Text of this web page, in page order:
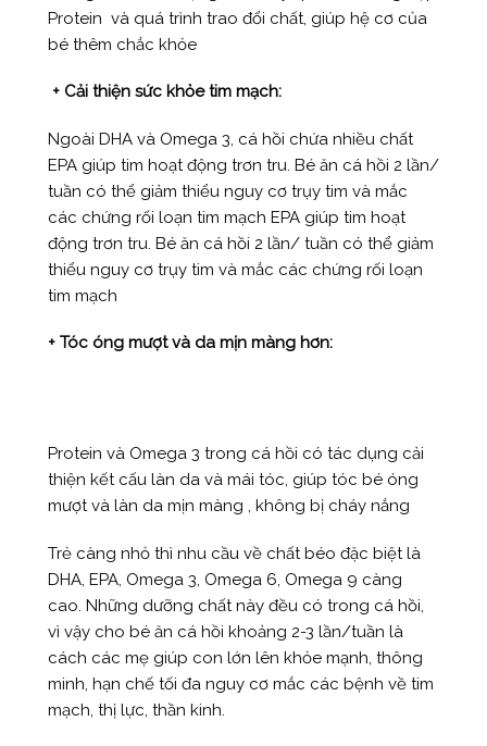
Protein và quá trình trao đổi chất, giúp hệ cơ của
bé thêm chắc khỏe
+ Cải thiện sức khỏe tim mạch:
Ngoài DHA và Omega 3, cá hồi chứa nhiều chất
EPA giúp tim hoạt động trơn tru. Bé ăn cá hồi 2 lần/
tuần có thể giảm thiểu nguy cơ trụy tim và mắc
các chứng rối loạn tim mạch EPA giúp tim hoạt
động trơn tru. Bé ăn cá hồi 2 lần/ tuần có thể giảm
thiểu nguy cơ trụy tim và mắc các chứng rối loạn
tim mạch
+ Tóc óng mượt và da mịn màng hơn:
Protein và Omega 3 trong cá hồi có tác dụng cải
thiện kết cấu làn da và mái tóc, giúp tóc bé óng
mượt và làn da mịn màng , không bị cháy nắng
Trẻ càng nhỏ thì nhu cầu về chất béo đặc biệt là
DHA, EPA, Omega 3, Omega 6, Omega 9 càng
cao. Những dưỡng chất này đều có trong cá hồi,
vì vậy cho bé ăn cá hồi khoảng 2-3 lần/tuần là
cách các mẹ giúp con lớn lên khỏe mạnh, thông
minh, hạn chế tối đa nguy cơ mắc các bệnh về tim
mạch, thị lực, thần kinh.